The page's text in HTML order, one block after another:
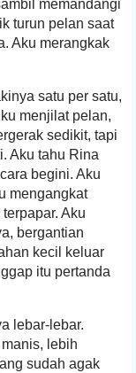
memandangi
turun pelan saat
Aku merangkak
satu per satu,
menjilat pelan,
sedikit, tapi
Aku tahu Rina
begini. Aku
mengangkat
Aku
bergantian
kecil keluar
itu pertanda
lebar-lebar.
lebih
sudah agak